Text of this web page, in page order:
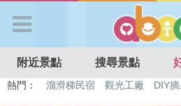
APP登入
附近景點 搜尋景點
熱門： 特色遊戲場 親子住房優惠 台